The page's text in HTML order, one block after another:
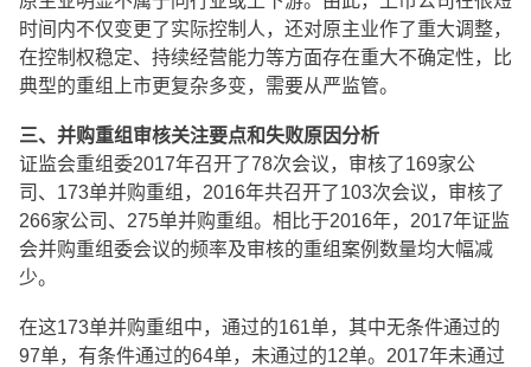
时间内不仅变更了实际控制人，还对原主业作了重大调整，
在控制权稳定、持续经营能力等方面存在重大不确定性，比
典型的重组上市更复杂多变，需要从严监管。
三、并购重组审核关注要点和失败原因分析
证监会重组委2017年召开了78次会议，审核了169家公
司、173单并购重组，2016年共召开了103次会议，审核了
266家公司、275单并购重组。相比于2016年，2017年证监
会并购重组委会议的频率及审核的重组案例数量均大幅减
少。
在这173单并购重组中，通过的161单，其中无条件通过的
97单，有条件通过的64单，未通过的12单。2017年未通过